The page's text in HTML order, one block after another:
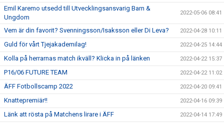
Emil Karemo utsedd till Utvecklingsansvarig Barn &
Ungdom
2022-05-06 08:41
Vem är din favorit? Svenningsson/Isaksson eller Di Leva? 2022-04-28 10:11
Guld för vårt Tjejakademilag! 2022-04-25 14:44
Kolla på herrarnas match ikväll? Klicka in på länken 2022-04-22 15:37
P16/06 FUTURE TEAM 2022-04-22 11:02
ÄFF Fotbollscamp 2022 2022-04-20 09:41
Knattepremiär!! 2022-04-16 09:39
Länk att rösta på Matchens lirare i ÄFF 2022-04-14 17:49